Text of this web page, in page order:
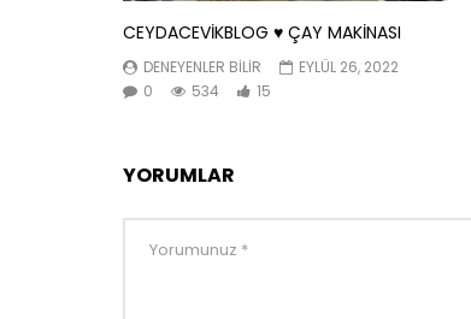
CEYDACEVİKBLOG ♥️ ÇAY MAKİNASI
DENEYENLER BILIR
EYLÜL 26, 2022
0
534 15
YORUMLAR